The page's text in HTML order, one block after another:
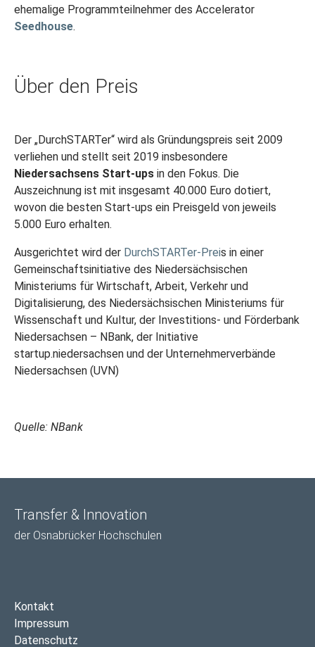
ehemalige Programmteilnehmer des Accelerator
Seedhouse.
Über den Preis
Der „DurchSTARTer“ wird als Gründungspreis seit 2009
verliehen und stellt seit 2019 insbesondere
Niedersachsens Start-ups in den Fokus. Die
Auszeichnung ist mit insgesamt 40.000 Euro dotiert,
wovon die besten Start-ups ein Preisgeld von jeweils
5.000 Euro erhalten.
Ausgerichtet wird der DurchSTARTer-Preis in einer
Gemeinschaftsinitiative des Niedersächsischen
Ministeriums für Wirtschaft, Arbeit, Verkehr und
Digitalisierung, des Niedersächsischen Ministeriums für
Wissenschaft und Kultur, der Investitions- und Förderbank
Niedersachsen – NBank, der Initiative
startup.niedersachsen und der Unternehmerverbände
Niedersachsen (UVN)
Quelle: NBank
Transfer & Innovation
der Osnabrücker Hochschulen
Kontakt
Impressum
Datenschutz